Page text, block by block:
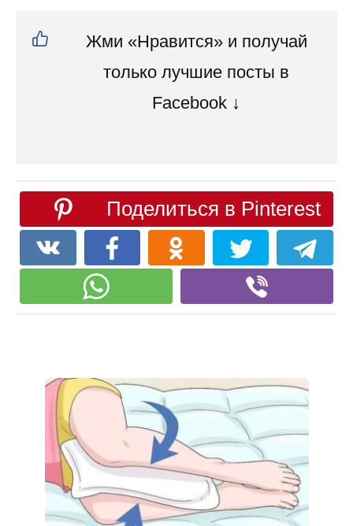
Жми «Нравится» и получай
только лучшие посты в
Facebook ↓
Поделиться в Pinterest